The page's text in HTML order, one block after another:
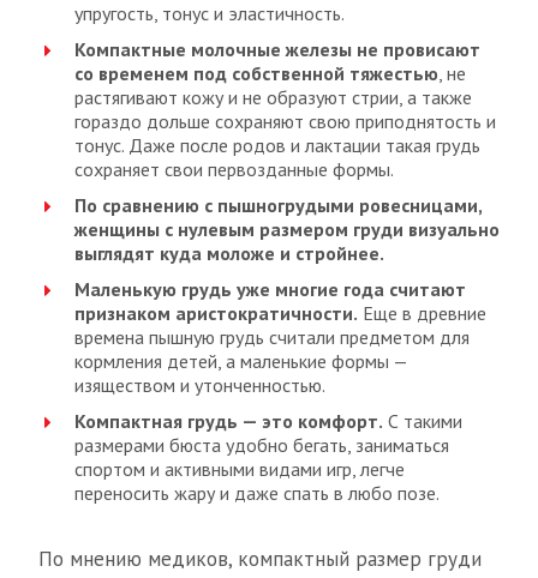
упругость, тонус и эластичность.
Компактные молочные железы не провисают
со временем под собственной тяжестью, не
растягивают кожу и не образуют стрии, а также
гораздо дольше сохраняют свою приподнятость и
тонус. Даже после родов и лактации такая грудь
сохраняет свои первозданные формы.
По сравнению с пышногрудыми ровесницами,
женщины с нулевым размером груди визуально
выглядят куда моложе и стройнее.
Маленькую грудь уже многие года считают
признаком аристократичности. Еще в древние
времена пышную грудь считали предметом для
кормления детей, а маленькие формы —
изяществом и утонченностью.
Компактная грудь — это комфорт. С такими
размерами бюста удобно бегать, заниматься
спортом и активными видами игр, легче
переносить жару и даже спать в любо позе.
По мнению медиков, компактный размер груди